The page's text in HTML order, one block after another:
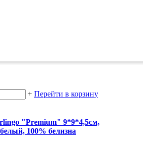
+ Перейти в корзину
"Premium" 9*9*4,5см,
100% белизна